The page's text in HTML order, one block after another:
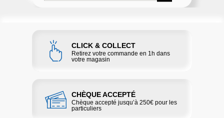
CLICK & COLLECT
Retirez votre commande en 1h dans
votre magasin
CHÈQUE ACCEPTÉ
Chèque accepté jusqu’à 250€ pour les
particuliers